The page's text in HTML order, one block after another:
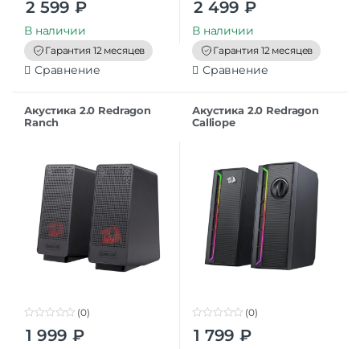
o
t
o
f
5
2 599 ₽
В наличии
Гарантия 12 месяцев
Сравнение
o
t
o
f
5
2 499 ₽
В наличии
Гарантия 12 месяцев
Сравнение
Акустика 2.0 Redragon
Ranch
(0)
1 999 ₽
Акустика 2.0 Redragon
Calliope
(0)
1 799 ₽